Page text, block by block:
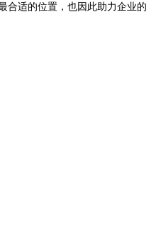
合适的位置，也因此助力企业的